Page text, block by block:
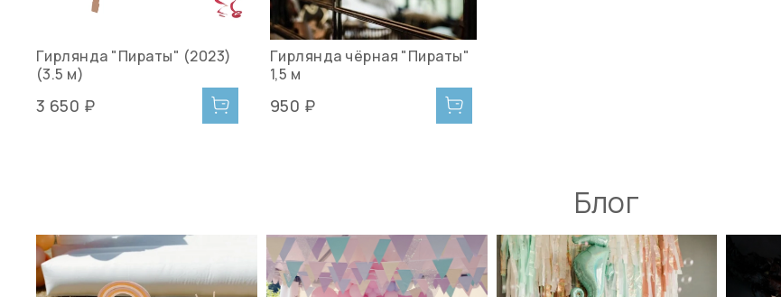
Гирлянда "Пираты" (2023)
(3.5 м)
3 650 ₽
Гирлянда чёрная "Пираты"
1,5 м
950 ₽
Блог